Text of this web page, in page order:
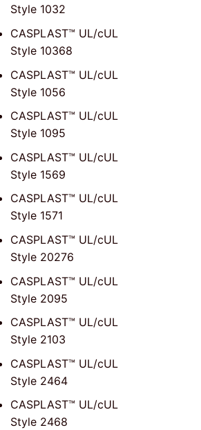
Style 1032
CASPLAST™ UL/cUL
Style 10368
CASPLAST™ UL/cUL
Style 1056
CASPLAST™ UL/cUL
Style 1095
CASPLAST™ UL/cUL
Style 1569
CASPLAST™ UL/cUL
Style 1571
CASPLAST™ UL/cUL
Style 20276
CASPLAST™ UL/cUL
Style 2095
CASPLAST™ UL/cUL
Style 2103
CASPLAST™ UL/cUL
Style 2464
CASPLAST™ UL/cUL
Style 2468